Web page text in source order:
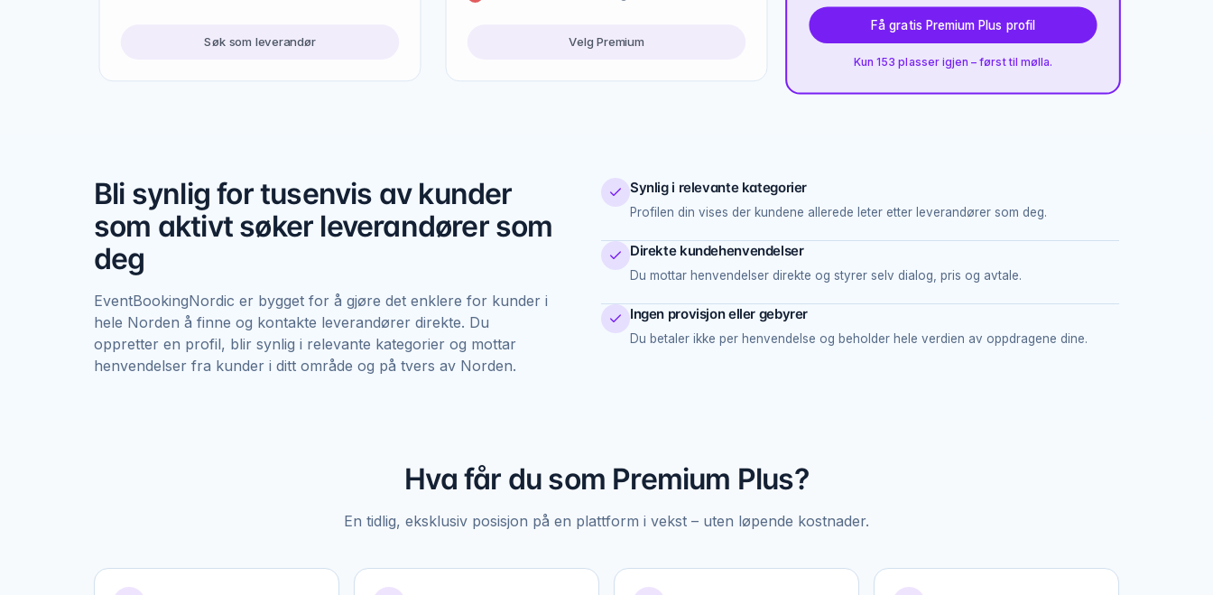
Søk som leverandør Velg Premium
Få gratis Premium Plus profil
Kun 153 plasser igjen – først til mølla.
Bli synlig for tusenvis av kunder
som aktivt søker leverandører som
deg
EventBookingNordic er bygget for å gjøre det enklere for kunder i
hele Norden å finne og kontakte leverandører direkte. Du
oppretter en profil, blir synlig i relevante kategorier og mottar
henvendelser fra kunder i ditt område og på tvers av Norden.
Synlig i relevante kategorier
Profilen din vises der kundene allerede leter etter leverandører som deg.
Direkte kundehenvendelser
Du mottar henvendelser direkte og styrer selv dialog, pris og avtale.
Ingen provisjon eller gebyrer
Du betaler ikke per henvendelse og beholder hele verdien av oppdragene dine.
Hva får du som Premium Plus?
En tidlig, eksklusiv posisjon på en plattform i vekst – uten løpende kostnader.